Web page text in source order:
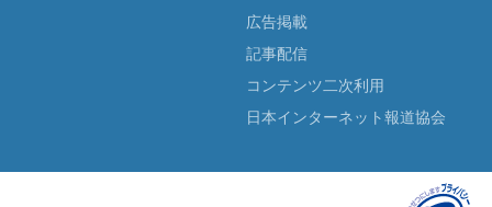
広告掲載
記事配信
コンテンツ二次利用
日本インターネット報道協会